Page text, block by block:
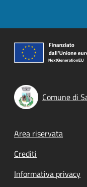
Comune di
Footer
Area riservata
Crediti
Informativa privacy